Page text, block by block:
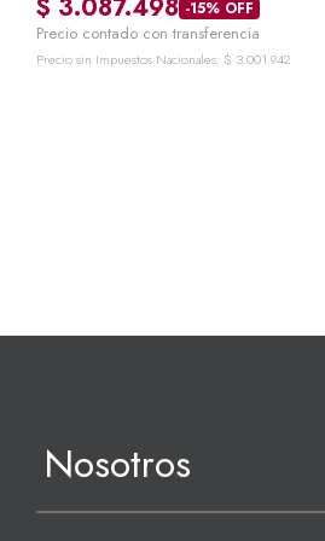
Precio sin Impuestos Nacionales: $ 3.001.942
$ 3.087.498 -15% OFF
Precio contado con transferencia
Nosotros